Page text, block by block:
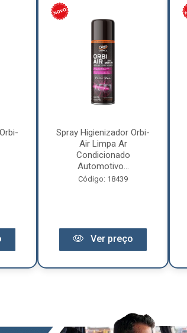
Spray Higienizador Orbi-
Air Limpa Ar
Condicionado
Automotivo...
Código: 18439
Ver preço